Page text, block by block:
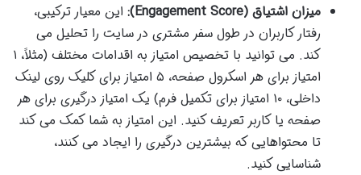
میزان اشتیاق (Engagement Score):
این معیار ترکیبی،
رفتار کاربران در طول سفر مشتری در سایت را تحلیل می
کند. می توانید با تخصیص امتیاز به اقدامات مختلف (مثلاً، ۱
امتیاز برای هر اسکرول صفحه، ۵ امتیاز برای کلیک روی لینک
داخلی، ۱۰ امتیاز برای تکمیل فرم) یک امتیاز درگیری برای هر
صفحه یا کاربر تعریف کنید. این امتیاز به شما کمک می کند
تا محتواهایی که بیشترین درگیری را ایجاد می کنند،
شناسایی کنید.